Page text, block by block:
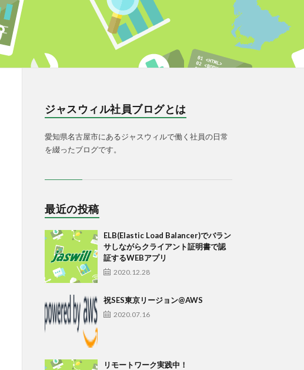
ジャスウィル社員ブログとは
愛知県名古屋市にあるジャスウィルで働く社員の日常
を綴ったブログです。
最近の投稿
ELB(Elastic Load Balancer)でバラン
サしながらクライアント証明書で認
証するWEBアプリ
2020.12.28
祝SES東京リージョン@AWS
2020.07.16
リモートワーク実践中！